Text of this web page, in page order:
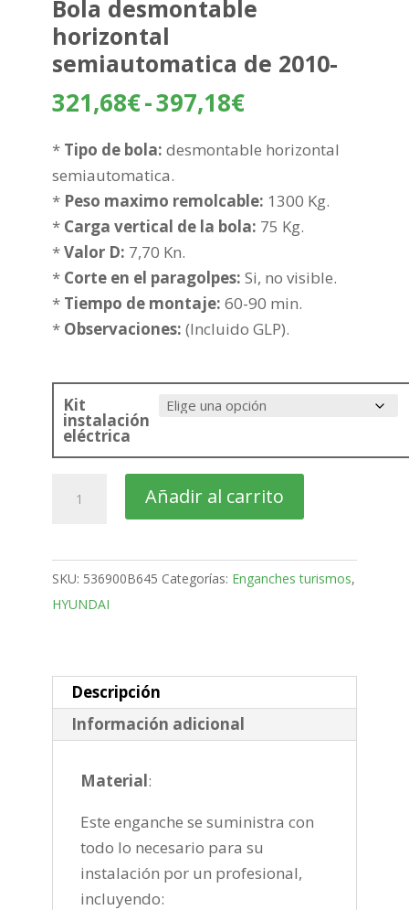
Bola desmontable
horizontal
semiautomatica de 2010-
321,68€-397,18€Rango
precios:
321,68€
hasta
* Tipo de bola: desmontable horizontal
semiautomatica.
* Peso maximo remolcable: 1300 Kg.
* Carga vertical de la bola: 75 Kg.
*Valor D: 7,70 Kn.
* Corte en el paragolpes: Si, no visible.
* Tiempo de montaje: 60-90 min.
* Observaciones: (Incluido GLP).
Kit
instalación
eléctrica
ix20
Puertas
Bola
desmontable
2010-
cantidad
Añadir al carrito
SKU: 536900B645 Categorías: Enganches turismos,
HYUNDAI
Descripción
Información adicional
Material:
Este enganche se suministra con
todo lo necesario para su
instalación por un profesional,
incluyendo: